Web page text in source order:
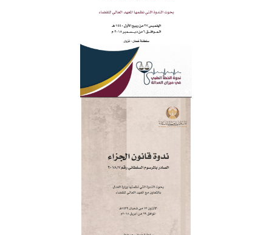
ندوة الخطأ الطبي في ميزان العدالة
ندوة قانون الجزاء